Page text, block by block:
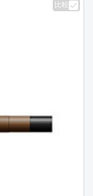
比較